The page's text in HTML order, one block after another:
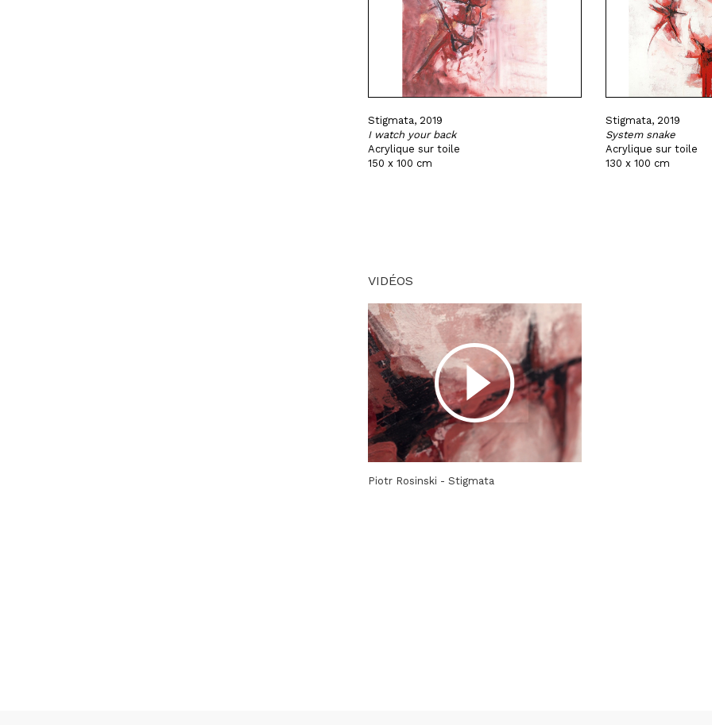
Stigmata, 2019
I watch your back
Acrylique sur toile
150 x 100 cm
Stigmata, 2019
System snake
Acrylique sur toile
130 x 100 cm
VIDÉOS
Piotr Rosinski - Stigmata